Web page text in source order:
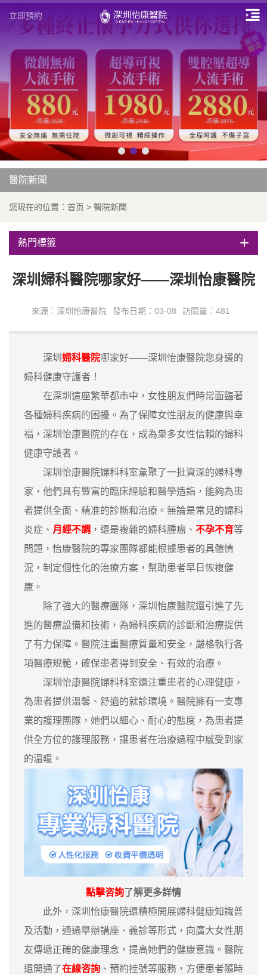
立即預約
醫院新聞
您現在的位置： 首页 > 醫院新聞
熱門標籤
深圳婦科醫院哪家好——深圳怡康醫院
來源：深圳怡康醫院 發布日期：03-08 訪問量：481
深圳 婦科醫院哪家好——深圳怡康醫院您身邊的
婦科健康守護者！
在深圳這座繁華都市中，女性朋友們時常面臨著
各種婦科疾病的困擾。為了保障女性朋友的健康與幸
福，深圳怡康醫院的存在，成為衆多女性信賴的婦科
健康守護者。
深圳怡康醫院婦科科室彙聚了一批資深的婦科專
家，他們具有豐富的臨床經驗和醫學造詣，能夠為患
者提供全面、精准的診斷和治療。無論是常見的婦科
炎症、 月經不調 ，還是複雜的婦科腫瘤、 不孕不育等
問題，怡康醫院的專家團隊都能根據患者的具體情
況，制定個性化的治療方案，幫助患者早日恢複健
康。
除了強大的醫療團隊，深圳怡康醫院還引進了先
進的醫療設備和技術，為婦科疾病的診斷和治療提供
了有力保障。醫院注重醫療質量和安全，嚴格執行各
項醫療規範，確保患者得到安全、有效的治療。
深圳怡康醫院婦科科室還注重患者的心理健康，
為患者提供溫馨、舒適的就診環境。醫院擁有一支專
業的護理團隊，她們以細心、耐心的態度，為患者提
供全方位的護理服務，讓患者在治療過程中感受到家
的溫暖。
點擊咨詢了解更多詳情
此外，深圳怡康醫院還積極開展婦科健康知識普
及活動，通過舉辦講座、義診等形式，向廣大女性朋
友傳遞正確的健康理念，提高她們的健康意識。醫院
還開通了在線咨詢 、預約挂號等服務，方便患者隨時